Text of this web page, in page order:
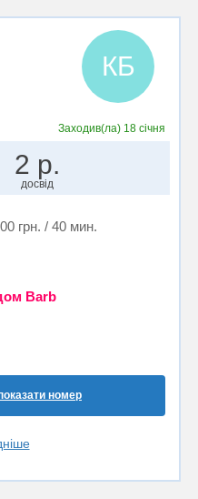
КБ
Заходив(ла) 18 січня
2 р.
досвід
грн. / 40 мин.
Barb
номер